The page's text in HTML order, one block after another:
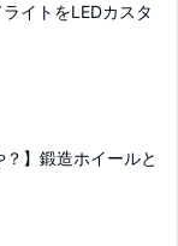
イトをLEDカスタ
？】鍛造ホイールと